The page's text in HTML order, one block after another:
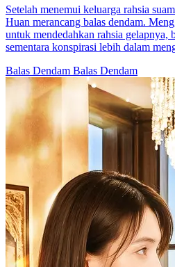
Setelah menemui keluarga rahsia
Huan merancang balas dendam.
untuk mendedahkan rahsia gelapnya,
sementara konspirasi lebih dalam
Balas Dendam Balas Dendam